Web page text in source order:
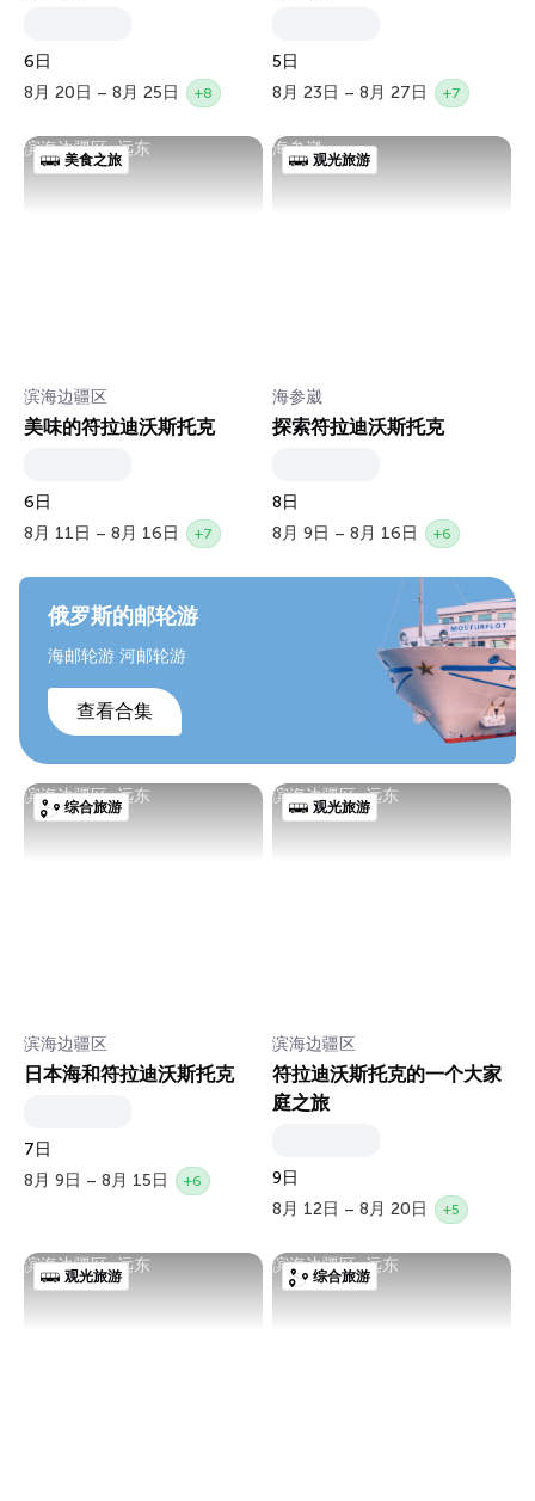
6日
8月 20日 – 8月 25日
+8
5日
8月 23日 – 8月 27日
+7
美食之旅
滨海边疆区, 远东
滨海边疆区
美味的符拉迪沃斯托克
6日
8月 11日 – 8月 16日
+7
观光旅游
海参崴
海参崴
探索符拉迪沃斯托克
8日
8月 9日 – 8月 16日
+6
俄罗斯的邮轮游
海邮轮游 河邮轮游
查看合集
综合旅游
滨海边疆区, 远东
滨海边疆区
日本海和符拉迪沃斯托克
7日
8月 9日 – 8月 15日
+6
观光旅游
滨海边疆区, 远东
滨海边疆区
符拉迪沃斯托克的一个大家
庭之旅
9日
8月 12日 – 8月 20日
+5
观光旅游
滨海边疆区, 远东
综合旅游
滨海边疆区, 远东